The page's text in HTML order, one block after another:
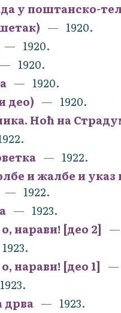
у поштанско-
1920.
1920.
1920.
1920.
део)
1920.
Ноћ на
1922.
и жалбе и
1922.
1923.
нарави! [део 2]
1923.
нарави! [део 1]
1923.
1923.